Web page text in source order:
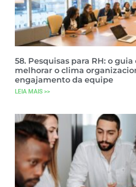
58. Pesquisas para RH: o
melhorar o clima
engajamento da equipe
LEIA MAIS >>